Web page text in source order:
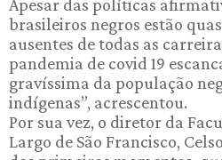
Apesar das políticas
brasileiros negros estão
ausentes de todas as
pandemia de covid 19
gravíssima da população
indígenas”, acrescentou.
Por sua vez, o diretor da
Largo de São Francisco,